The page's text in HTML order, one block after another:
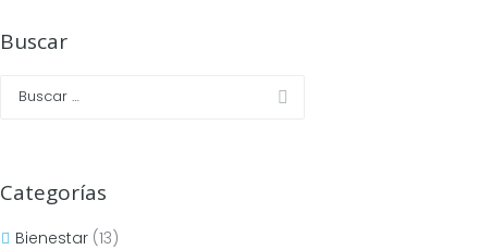
Buscar
Categorías
Bienestar (13)